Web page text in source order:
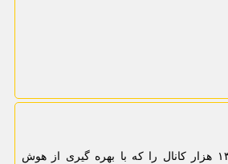
به گزارش مینی کامپیوتر، یوتیوب طی ۶ ماه گذشته بیشتر از ۱۳۰ هزار کانال را که با بهره گیری از هوش